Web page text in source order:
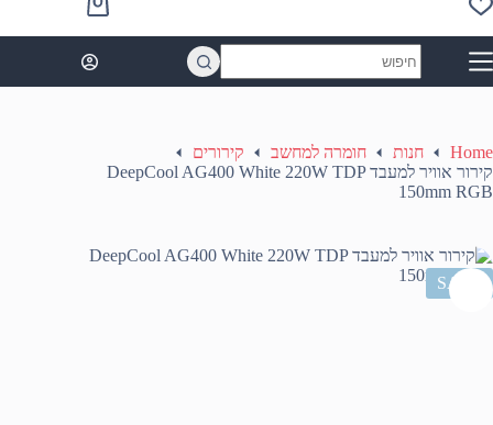
Shopping
cart
results
Home חנות חומרה למחשב
קירורים
קירור אוויר למעבד DeepCool AG400 White 220W TDP
150mm RGB
SALE